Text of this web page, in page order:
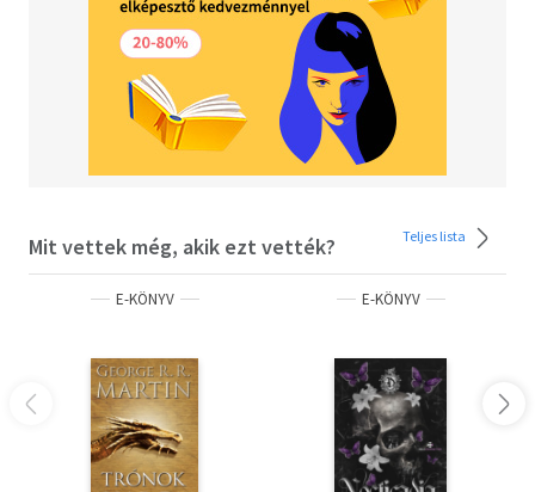
Mit vettek még, akik ezt vették? Teljes lista
E-KÖNYV E-KÖNYV